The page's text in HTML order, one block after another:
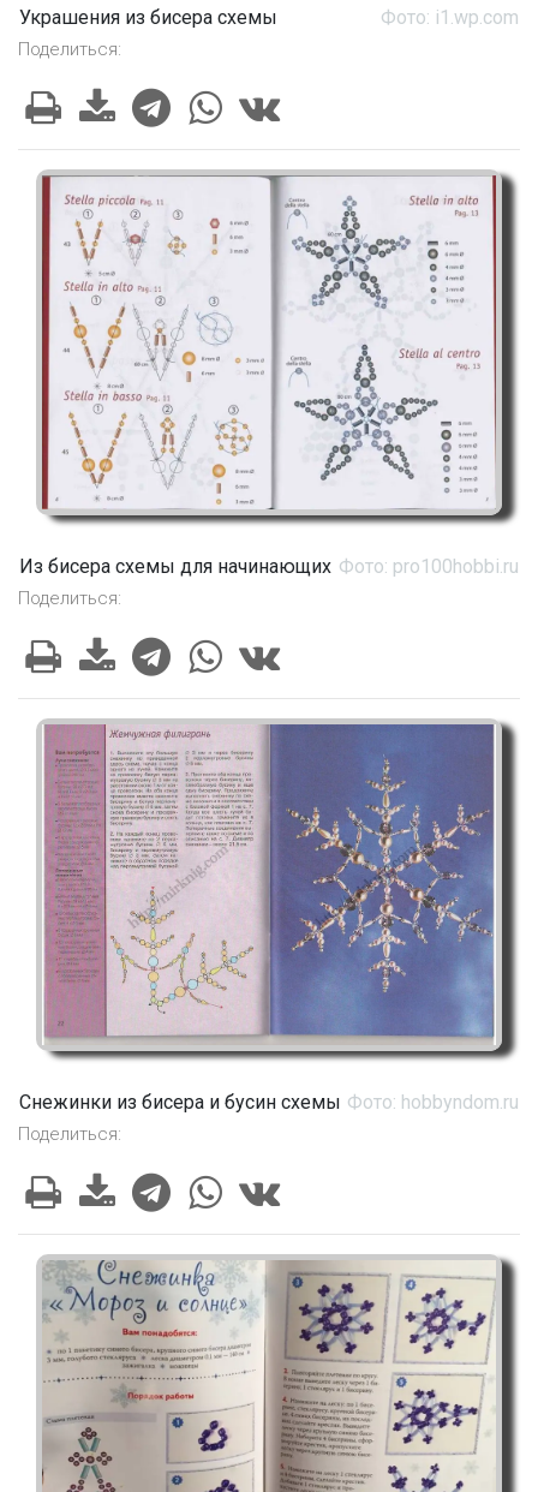
Украшения из бисера схемы Фото: i1.wp.com
Поделиться:
Из бисера схемы для начинающих Фото: pro100hobbi.ru
Поделиться:
Снежинки из бисера и бусин схемы Фото: hobbyndom.ru
Поделиться: